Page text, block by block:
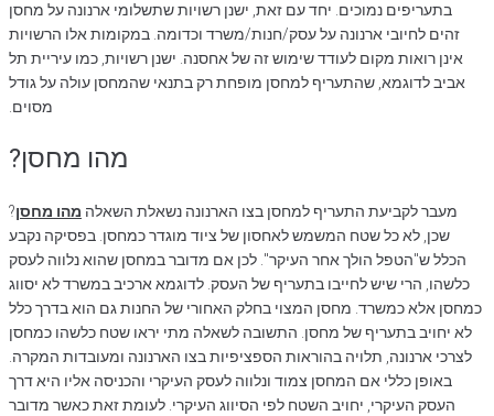
בתעריפים נמוכים. יחד עם זאת, ישנן רשויות שתשלומי ארנונה על מחסן
זהים לחיובי ארנונה על עסק/חנות/משרד וכדומה. במקומות אלו הרשויות
אינן רואות מקום לעודד שימוש זה של אחסנה. ישנן רשויות, כמו עיריית תל
אביב לדוגמא, שהתעריף למחסן מופחת רק בתנאי שהמחסן עולה על גודל
מסוים.
מהו מחסן?
מעבר לקביעת התעריף למחסן בצו הארנונה נשאלת השאלה מהו מחסן?
שכן, לא כל שטח המשמש לאחסון של ציוד מוגדר כמחסן. בפסיקה נקבע
הכלל ש"הטפל הולך אחר העיקר". לכן אם מדובר במחסן שהוא נלווה לעסק
כלשהו, הרי שיש לחייבו בתעריף של העסק. לדוגמא ארכיב במשרד לא יסווג
כמחסן אלא כמשרד. מחסן המצוי בחלק האחורי של החנות גם הוא בדרך כלל
לא יחויב בתעריף של מחסן. התשובה לשאלה מתי יראו שטח כלשהו כמחסן
לצרכי ארנונה, תלויה בהוראות הספציפיות בצו הארנונה ומעובדות המקרה.
באופן כללי אם המחסן צמוד ונלווה לעסק העיקרי והכניסה אליו היא דרך
העסק העיקרי, יחויב השטח לפי הסיווג העיקרי. לעומת זאת כאשר מדובר